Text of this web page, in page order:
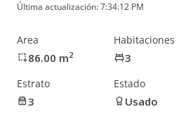
Última actualización:7:34:12 PM
Area
86.00 m2
Habitaciones
3
Estrato
3
Estado
Usado